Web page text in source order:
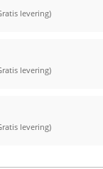
levering)
levering)
levering)